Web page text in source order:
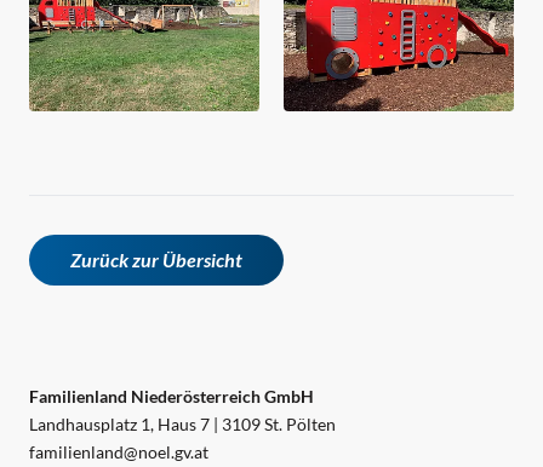
Zurück zur Übersicht
Familienland Niederösterreich GmbH
Landhausplatz 1, Haus 7 | 3109 St. Pölten
familienland@noel.gv.at